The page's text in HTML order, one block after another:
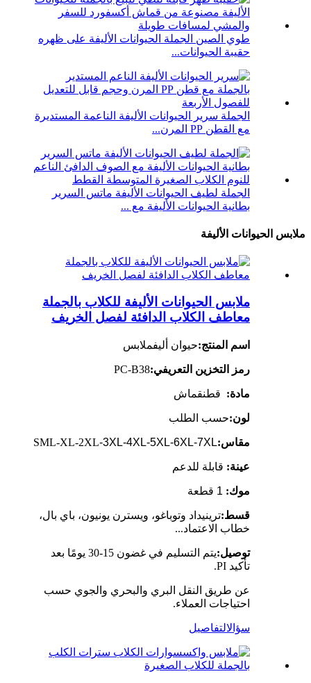
طوي الصين الجملة الحيوانات الأليفة على ظهره
حقيبة الحيوانات...
الجملة سرير الحيوانات الأليفة الناعمة المستديرة
مع القطن PP المرن...
الجملة لطيف الحيوانات الأليفة ماتس السرير
بطانية الحيوانات الأليفة مع ...
ملابس الحيوانات الأليفة
ملابس الحيوانات الأليفة للكلاب بالجملة
معاطف الكلاب الدافئة لفصل الخريف
اسم المنتج:حيوان أليفملابس
رمز التخزين التعريفي:PC-B38
مادة: قطنقماش
لون:حسب الطلب
مقاس: SML-XL-2XL-3XL-4XL-5XL-6XL-7XL
عينة: قابلة للدعم
موك: 1 قطعة
قسط:ترينيداد وتوباغو، ويسترن يونيون، باي بال،
خطاب الاعتماد...
توصيل:
يتم التسليم في غضون 15-30 يومًا بعد
تأكيد PI.
عن طريق النقل البري والبحري والجوي حسب
احتياجات العملاء.
سؤالالتفاصيل